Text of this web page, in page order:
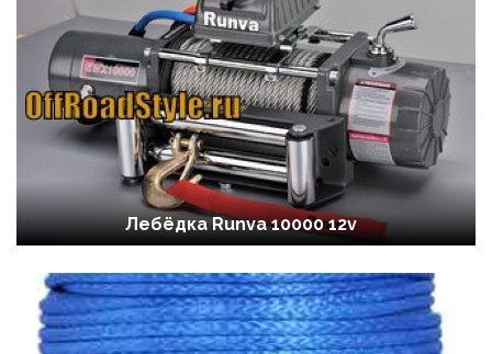
Лебёдка Runva 10000 12v